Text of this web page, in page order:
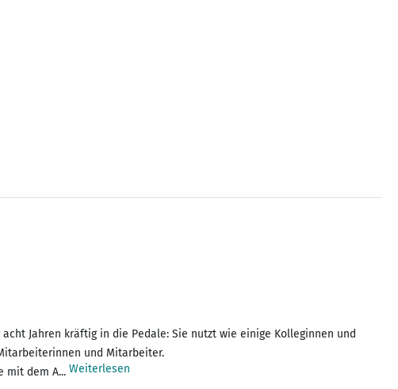
Jahren kräftig in die Pedale: Sie nutzt wie einige Kolleginnen und
und Mitarbeiter.
mit dem A... Weiterlesen